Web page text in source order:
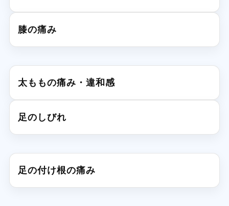
膝の痛み
太ももの痛み・違和感
足のしびれ
足の付け根の痛み